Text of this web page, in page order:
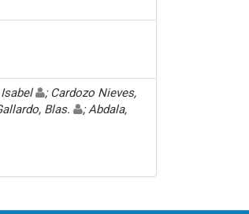
Isabel
; Cardozo Nieves,
Blas.
; Abdala,